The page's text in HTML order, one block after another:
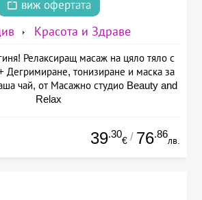
виж офертата
Красота и Здраве
Релаксиращ масаж на цяло тяло с
Дегримиране, тонизиране и маска за
чай, от Масажно студио Beauty and
Relax
39.30
€ / 76.86
лв.